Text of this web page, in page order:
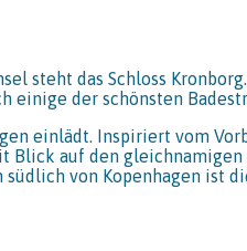
das Schloss
einige der schönsten
einlädt. Inspiriert vom
auf den
von Kopenhagen ist